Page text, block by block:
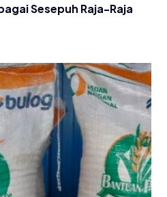
Sesepuh Raja-Raja